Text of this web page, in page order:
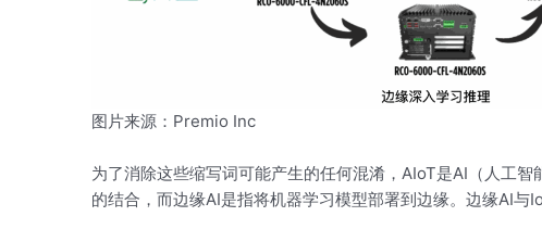
图片来源：Premio Inc
为了消除这些缩写词可能产生的任何混淆，AIoT是AI（人工
的结合，而边缘AI是指将机器学习模型部署到边缘。边缘AI与